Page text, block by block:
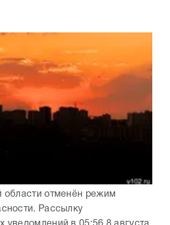
области отменён режим
Рассылку